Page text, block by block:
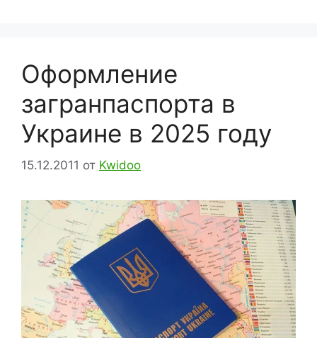
Оформление
загранпаспорта в
Украине в 2025 году
15.12.2011 от Kwidoo